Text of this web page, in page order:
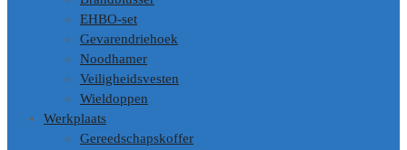
EHBO-set
Gevarendriehoek
Noodhamer
Veiligheidsvesten
Wieldoppen
Werkplaats
Gereedschapskoffer